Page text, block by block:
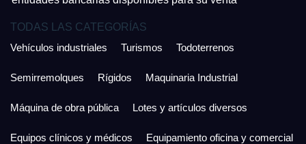
TODAS LAS CATEGORÍAS
Vehículos industriales
Turismos Todoterrenos
Semirremolques Rígidos Maquinaria Industrial
Máquina de obra pública Lotes y artículos diversos
Equipos clínicos y médicos Equipamiento oficina y comercial